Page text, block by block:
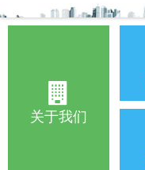
关于我们